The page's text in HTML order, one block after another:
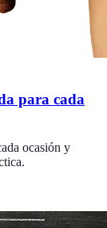
para cada
ocasión y